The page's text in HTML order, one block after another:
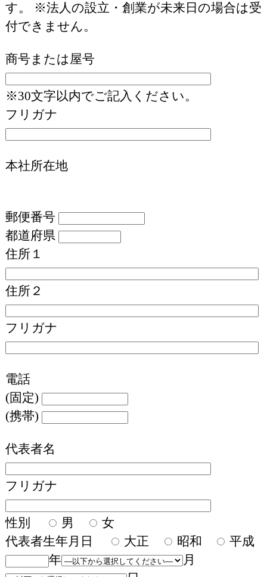
す。 ※法人の設立・創業が未来日の場合は受
付できません。
商号または屋号
※30文字以内でご記入ください。
フリガナ
本社所在地
郵便番号
都道府県
住所１
住所２
フリガナ
電話
(固定)
(携帯)
代表者名
フリガナ
性別 男
女
代表者生年月日
大正 昭和
平成
年
月